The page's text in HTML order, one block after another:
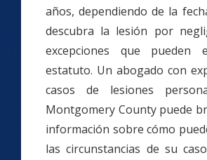
años, dependiendo de la
descubra la lesión por
excepciones que pueden
estatuto. Un abogado con
casos de lesiones
Montgomery County puede
información sobre cómo
las circunstancias de su